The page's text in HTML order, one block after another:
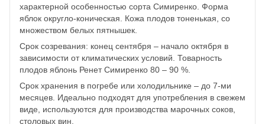
характерной особенностью сорта Симиренко. Форма
яблок округло-коническая. Кожа плодов тоненькая, со
множеством белых пятнышек.
Срок созревания: конец сентября – начало октября в
зависимости от климатических условий. Товарность
плодов яблонь Ренет Симиренко 80 – 90 %.
Срок хранения в погребе или холодильнике – до 7-ми
месяцев. Идеально подходят для употребления в свежем
виде, используются для производства марочных соков,
столовых вин.